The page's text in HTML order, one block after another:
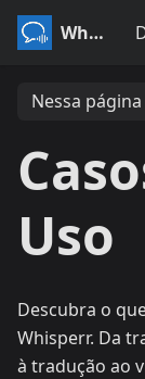
Whisperr
Nessa página
Uso
Descubra o
Whisperr. Da
à tradução ao